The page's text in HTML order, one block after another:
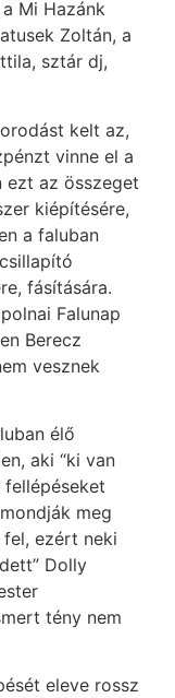
Mi Hazánk
Zoltán, a
sztár dj,
kelt az,
vinne el a
ezt az összeget
kiépítésére,
a faluban
fásítására.
Falunap
Berecz
vesznek
élő
aki “ki van
meg
ezért neki
Dolly
tény nem
eleve rossz